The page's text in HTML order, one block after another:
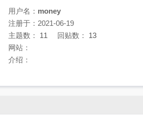
用户名： money
注册于：2021-06-19
主题数： 11 回贴数： 13
网站：
介绍：